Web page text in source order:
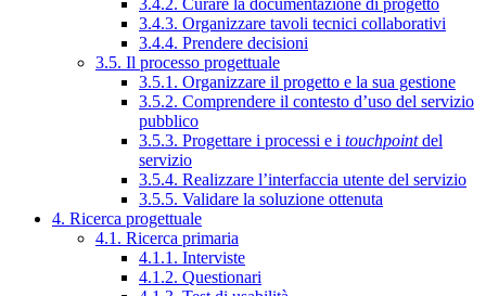
3.4.2. Curare la documentazione di progetto
3.4.3. Organizzare tavoli tecnici collaborativi
3.4.4. Prendere decisioni
3.5. Il processo progettuale
3.5.1. Organizzare il progetto e la sua gestione
3.5.2. Comprendere il contesto d’uso del servizio
pubblico
3.5.3. Progettare i processi e i touchpointdel
servizio
3.5.4. Realizzare l’interfaccia utente del servizio
3.5.5. Validare la soluzione ottenuta
4. Ricerca progettuale
4.1. Ricerca primaria
4.1.1. Interviste
4.1.2. Questionari